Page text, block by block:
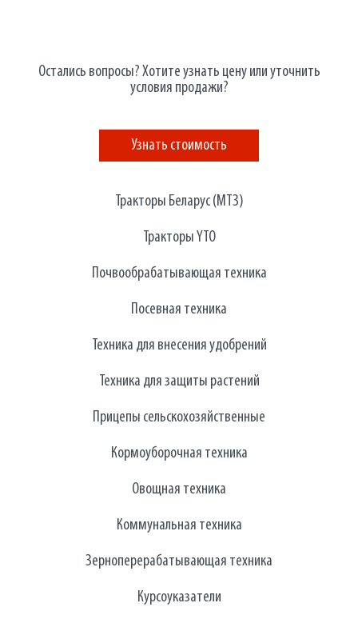
Остались вопросы? Хотите узнать цену или уточнить
условия продажи?
Узнать стоимость
Тракторы Беларус (МТЗ)
Тракторы YTO
Почвообрабатывающая техника
Посевная техника
Техника для внесения удобрений
Техника для защиты растений
Прицепы сельскохозяйственные
Кормоуборочная техника
Овощная техника
Коммунальная техника
Зерноперерабатывающая техника
Курсоуказатели